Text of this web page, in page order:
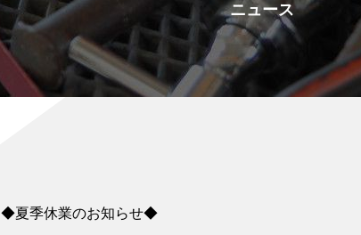
ニュース
◆夏季休業のお知らせ◆